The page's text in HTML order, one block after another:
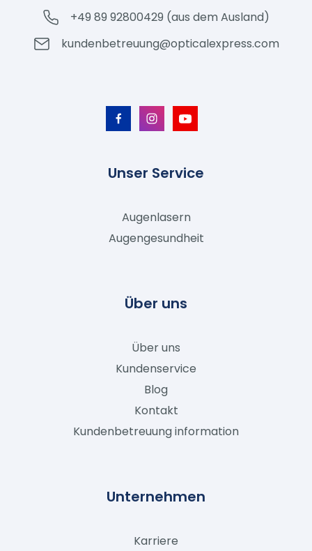
+49 89 92800429 (aus dem Ausland)
kundenbetreuung@opticalexpress.com
Unser Service
Augenlasern
Augengesundheit
Über uns
Über uns
Kundenservice
Blog
Kontakt
Kundenbetreuung information
Unternehmen
Karriere